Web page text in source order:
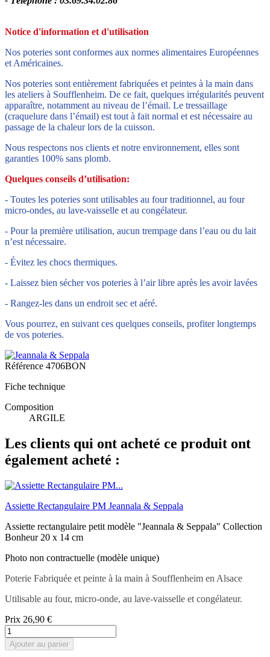
Notice d'information et d'utilisation
Nos poteries sont conformes aux normes alimentaires Européennes
et Américaines.
Nos poteries sont entièrement fabriquées et peintes à la main dans
les ateliers à Soufflenheim. De ce fait, quelques irrégularités peuvent
apparaître, notamment au niveau de l’émail. Le tressaillage
(craquelure dans l’émail) est tout à fait normal et est nécessaire au
passage de la chaleur lors de la cuisson.
Nous respectons nos clients et notre environnement, elles sont
garanties 100% sans plomb.
Quelques conseils d’utilisation:
- Toutes les poteries sont utilisables au four traditionnel, au four
micro-ondes, au lave-vaisselle et au congélateur.
- Pour la première utilisation, aucun trempage dans l’eau ou du lait
n’est nécessaire.
- Évitez les chocs thermiques.
- Laissez bien sécher vos poteries à l’air libre après les avoir lavées
- Rangez-les dans un endroit sec et aéré.
Vous pourrez, en suivant ces quelques conseils, profiter longtemps
de vos poteries.
Référence 4706BON
Fiche technique
Composition
ARGILE
Les clients qui ont acheté ce produit ont
également acheté :
Assiette Rectangulaire PM Jeannala & Seppala
Assiette rectangulaire petit modèle "Jeannala & Seppala" Collection
Bonheur 20 x 14 cm
Photo non contractuelle (modèle unique)
Poterie Fabriquée et peinte à la main à Soufflenheim en Alsace
Utilisable au four, micro-onde, au lave-vaisselle et congélateur.
Prix 26,90 €
Ajouter au panier